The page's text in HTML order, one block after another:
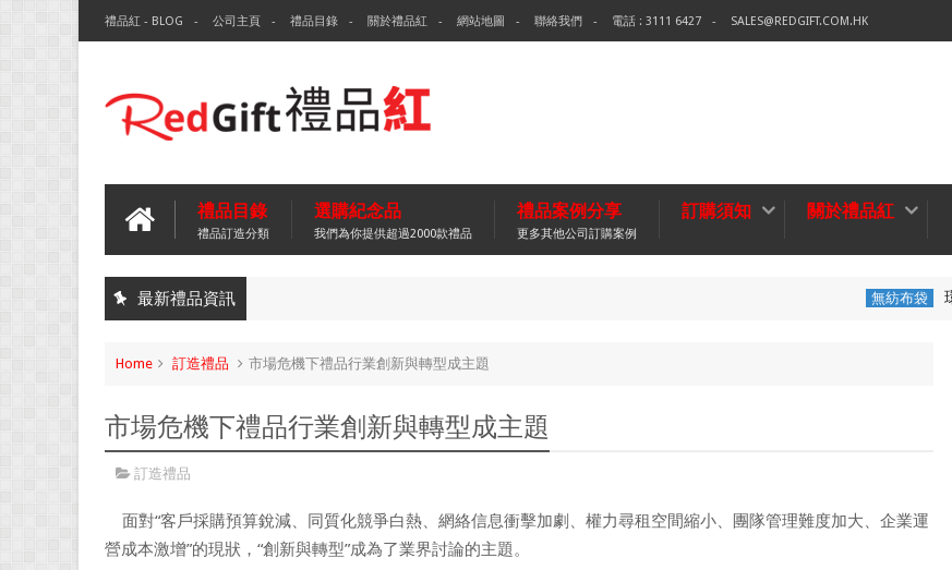
禮品紅 - BLOG 公司主頁 禮品目錄 關於禮品紅 網站地圖 聯絡我們 電話 : 3111 6427 SALES@REDGIFT.COM.HK
禮品目錄
禮品訂造分類
選購紀念品
我們為你提供超過2000款禮品
禮品案例分享
更多其他公司訂購案例
訂購須知 關於禮品紅
最新禮品資訊 環保袋-Tech Data
Home 訂造禮品 市場危機下禮品行業創新與轉型成主題
市場危機下禮品行業創新與轉型成主題
訂造禮品
面對“客戶採購預算銳減、同質化競爭白熱、網絡信息衝擊加劇、權力尋租空間縮小、團隊管理難度加大、企業運
營成本激增”的現狀，“創新與轉型”成為了業界討論的主題。